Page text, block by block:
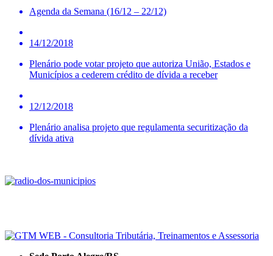
Agenda da Semana (16/12 – 22/12)
14/12/2018
Plenário pode votar projeto que autoriza União, Estados e
Municípios a cederem crédito de dívida a receber
12/12/2018
Plenário analisa projeto que regulamenta securitização da
dívida ativa